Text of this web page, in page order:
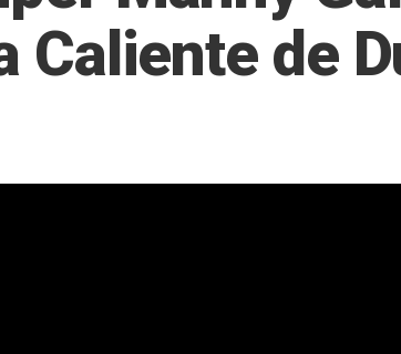
Caliente de